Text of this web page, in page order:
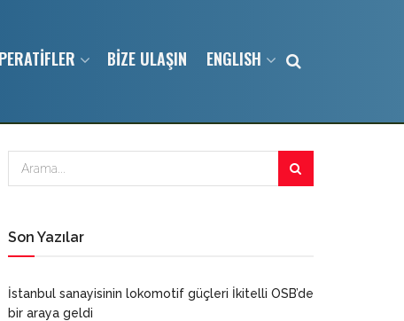
BİZE ULAŞIN ENGLISH
Son Yazılar
İstanbul sanayisinin lokomotif güçleri İkitelli OSB’de
bir araya geldi